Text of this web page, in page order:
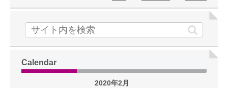
Calendar
2020年2月